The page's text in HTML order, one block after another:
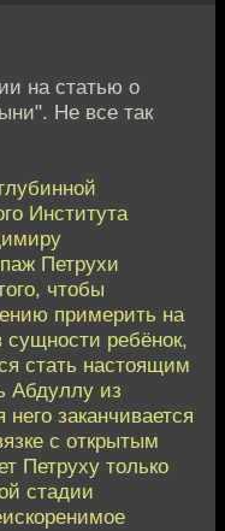
на статью о
Не все так
Института
Петрухи
чтобы
примерить на
ребёнок,
стать настоящим
Абдуллу из
заканчивается
с открытым
Петруху только
стадии